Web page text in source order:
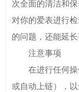
次全面的清洁和
对你的爱表进行
的问题，还能延长
注意事项
在进行任何操
或自动上链），以